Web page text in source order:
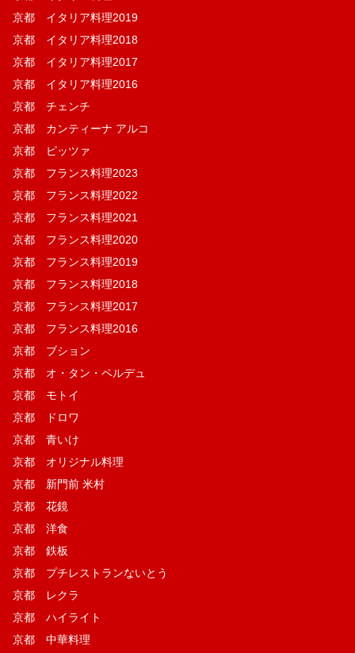
京都 イタリア料理2019
京都 イタリア料理2018
京都 イタリア料理2017
京都 イタリア料理2016
京都 チェンチ
京都 カンティーナ アルコ
京都 ピッツァ
京都 フランス料理2023
京都 フランス料理2022
京都 フランス料理2021
京都 フランス料理2020
京都 フランス料理2019
京都 フランス料理2018
京都 フランス料理2017
京都 フランス料理2016
京都 ブション
京都 オ・タン・ペルデュ
京都 モトイ
京都 ドロワ
京都 青いけ
京都 オリジナル料理
京都 新門前 米村
京都 花鏡
京都 洋食
京都 鉄板
京都 プチレストランないとう
京都 レクラ
京都 ハイライト
京都 中華料理